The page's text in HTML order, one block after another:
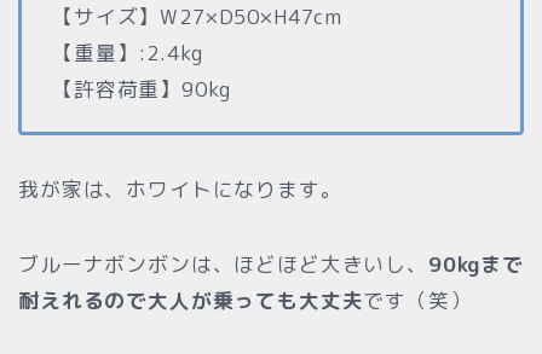
【サイズ】W27×D50×H47cm
【重量】:2.4kg
【許容荷重】90kg
我が家は、ホワイトになります。
ブルーナボンボンは、ほどほど大きいし、 90kgまで
耐えれるので大人が乗っても大丈夫です（笑）